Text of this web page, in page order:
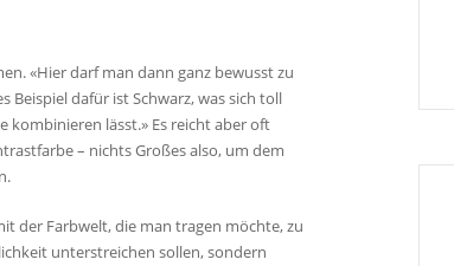
«Hier darf man dann ganz bewusst zu
Beispiel dafür ist Schwarz, was sich toll
lässt.» Es reicht aber oft
– nichts Großes also, um dem
der Farbwelt, die man tragen möchte, zu
unterstreichen sollen, sondern